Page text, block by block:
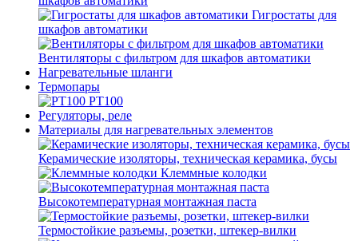
Гигростаты для
шкафов автоматики
Вентиляторы с фильтром для шкафов автоматики
Нагревательные шланги
Термопары
PT100
Регуляторы, реле
Материалы для нагревательных элементов
Керамические изоляторы, техническая керамика, бусы
Клеммные колодки
Высокотемпературная монтажная паста
Термостойкие разъемы, розетки, штекер-вилки